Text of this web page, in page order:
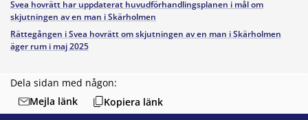
Dela sidan med någon:
Mejla länk
Kopiera länk
Svea hovrätt har uppdaterat huvudförhandlingsplanen i mål om
skjutningen av en man i Skärholmen
Rättegången i Svea hovrätt om skjutningen av en man i Skärholmen
äger rum i maj 2025